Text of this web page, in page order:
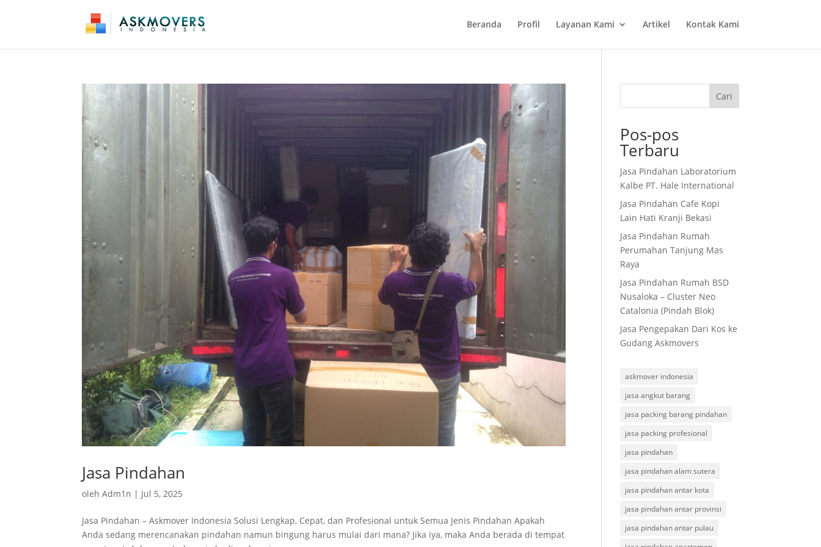
Beranda Profil Layanan Kami Artikel Kontak Kami
Jasa Pindahan
olehAdm1n | Jul 5, 2025
Jasa Pindahan – Askmover Indonesia Solusi Lengkap, Cepat, dan Profesional untuk Semua Jenis Pindahan Apakah
Anda sedang merencanakan pindahan namun bingung harus mulai dari mana? Jika iya, maka Anda berada di tempat
Cari
Pos-pos
Terbaru
Jasa Pindahan Laboratorium
Kalbe PT. Hale International
Jasa Pindahan Cafe Kopi
Lain Hati Kranji Bekasi
Jasa Pindahan Rumah
Perumahan Tanjung Mas
Raya
Jasa Pindahan Rumah BSD
Nusaloka – Cluster Neo
Catalonia (Pindah Blok)
Jasa Pengepakan Dari Kos ke
Gudang Askmovers
askmover indonesia
jasa angkut barang
jasa packing barang pindahan
jasa packing profesional
jasa pindahan
jasa pindahan alam sutera
jasa pindahan antar kota
jasa pindahan antar provinsi
jasa pindahan antar pulau